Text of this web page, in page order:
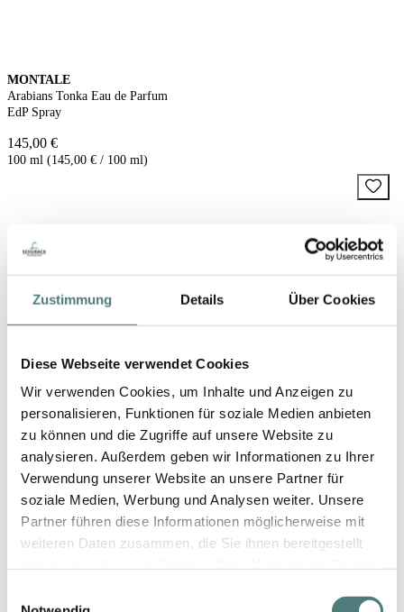
Zustimmung Details Über Cookies
Diese Webseite verwendet Cookies
Wir verwenden Cookies, um Inhalte und Anzeigen zu
personalisieren, Funktionen für soziale Medien anbieten
zu können und die Zugriffe auf unsere Website zu
analysieren. Außerdem geben wir Informationen zu Ihrer
Verwendung unserer Website an unsere Partner für
soziale Medien, Werbung und Analysen weiter. Unsere
Partner führen diese Informationen möglicherweise mit
weiteren Daten zusammen, die Sie ihnen bereitgestellt
MONTALE
Arabians Tonka Eau de Parfum
EdP Spray
145,00 €
100 ml (145,00 € / 100 ml)